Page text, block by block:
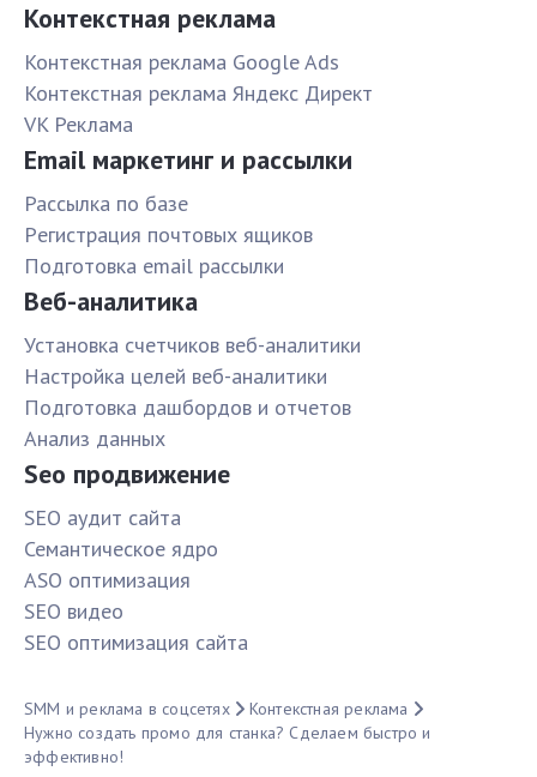
Контекстная реклама
Контекстная реклама Google Ads
Контекстная реклама Яндекс Директ
VK Реклама
Email маркетинг и рассылки
Рассылка по базе
Pегистрация почтовых ящиков
Подготовка email рассылки
Веб-аналитика
Установка счетчиков веб-аналитики
Настройка целей веб-аналитики
Подготовка дашбордов и отчетов
Анализ данных
Seo продвижение
SЕО аудит сайта
Семантическое ядро
ASO оптимизация
SЕО видео
SЕО оптимизация сайта
SMM и реклама в соцсетях
Контекстная реклама
Нужно создать промо для станка? Сделаем быстро и
эффективно!